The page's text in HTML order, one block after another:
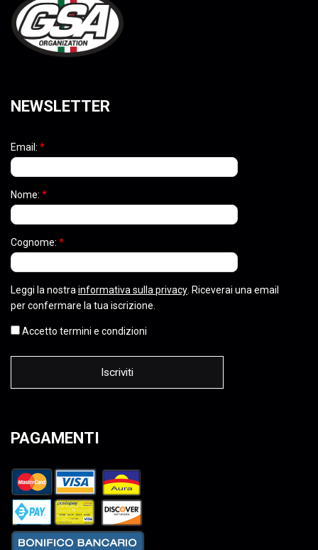
NEWSLETTER
Email: *
Nome: *
Cognome: *
Leggi la nostrainformativa sulla privacy. Riceverai una email
per confermare la tua iscrizione.
Accetto termini e condizioni
PAGAMENTI